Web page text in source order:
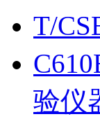
T/
验仪